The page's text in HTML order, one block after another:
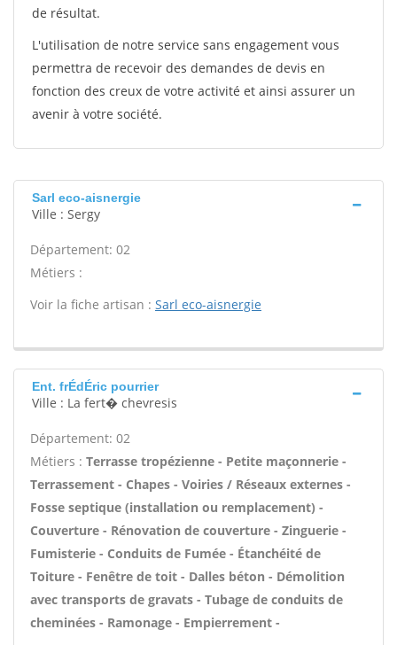
de résultat.
L'utilisation de notre service sans engagement vous
permettra de recevoir des demandes de devis en
fonction des creux de votre activité et ainsi assurer un
avenir à votre société.
Sarl eco-aisnergie
Ville : Sergy
Département: 02
Métiers :
Voir la fiche artisan : Sarl eco-aisnergie
Ent. frÉdÉric pourrier
Ville : La fert� chevresis
Département: 02
Métiers : Terrasse tropézienne - Petite maçonnerie -
Terrassement - Chapes - Voiries / Réseaux externes -
Fosse septique (installation ou remplacement) -
Couverture - Rénovation de couverture - Zinguerie -
Fumisterie - Conduits de Fumée - Étanchéité de
Toiture - Fenêtre de toit - Dalles béton - Démolition
avec transports de gravats - Tubage de conduits de
cheminées - Ramonage - Empierrement -